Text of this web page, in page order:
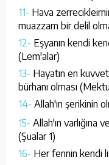
11- Hava
muazzam bir delil
12- Eşyanın kendi
(Lem'alar)
13- Hayatın en
bürhanı olması
14- Allah'ın şerikinin
15- Allah'ın varlığına
(Şualar 1)
16- Her fennin kendi